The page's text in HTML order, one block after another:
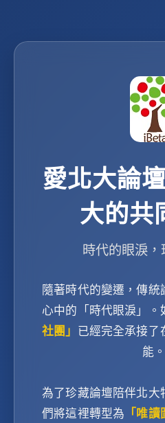
愛北大論
大的共
時代的眼淚
隨著時代的變遷，傳統
心中的「時代眼淚」。
社團」 已經完全承接了
能。
為了珍藏論壇陪伴北大
們將這裡轉型為 「唯讀